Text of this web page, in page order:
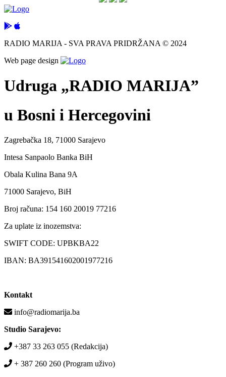
RADIO MARIJA - SVA PRAVA PRIDRŽANA © 2024
Web page design
Udruga „RADIO MARIJA”
u Bosni i Hercegovini
Zagrebačka 18, 71000 Sarajevo
Intesa Sanpaolo Banka BiH
Obala Kulina Bana 9A
71000 Sarajevo, BiH
Broj računa: 154 160 20019 77216
Za uplate iz inozemstva:
SWIFT CODE: UPBKBA22
IBAN: BA391541602001977216
Kontakt
info@radiomarija.ba
Studio Sarajevo:
+387 33 263 055 (Redakcija)
+ 387 260 260 (Program uživo)